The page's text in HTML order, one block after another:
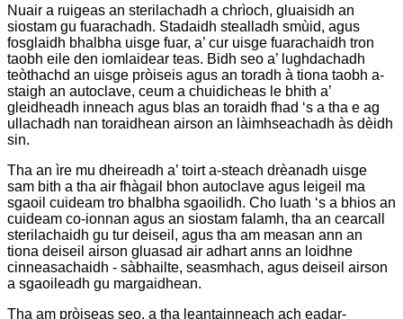
Nuair a ruigeas an sterilachadh a chrìoch, gluaisidh an
siostam gu fuarachadh. Stadaidh stealladh smùid, agus
fosglaidh bhalbha uisge fuar, a’ cur uisge fuarachaidh tron ​​
taobh eile den iomlaidear teas. Bidh seo a’ lughdachadh
teòthachd an uisge pròiseis agus an toradh à tiona taobh a-
staigh an autoclave, ceum a chuidicheas le bhith a’
gleidheadh ​​inneach agus blas an toraidh fhad ‘s a tha e ag
ullachadh nan toraidhean airson an làimhseachadh às dèidh
sin.
Tha an ìre mu dheireadh a’ toirt a-steach drèanadh uisge
sam bith a tha air fhàgail bhon autoclave agus leigeil ma
sgaoil cuideam tro bhalbha sgaoilidh. Cho luath ‘s a bhios an
cuideam co-ionnan agus an siostam falamh, tha an cearcall
sterilachaidh gu tur deiseil, agus tha am measan ann an
tiona deiseil airson gluasad air adhart anns an loidhne
cinneasachaidh - sàbhailte, seasmhach, agus deiseil airson
a sgaoileadh gu margaidhean.
Tha am pròiseas seo, a tha leantainneach ach eadar-